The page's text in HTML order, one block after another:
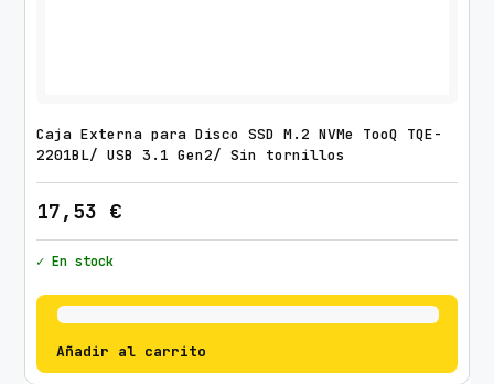
Caja Externa para Disco SSD M.2 NVMe TooQ TQE-
2201BL/ USB 3.1 Gen2/ Sin tornillos
17,53 €
✓ En stock
Añadir al carrito